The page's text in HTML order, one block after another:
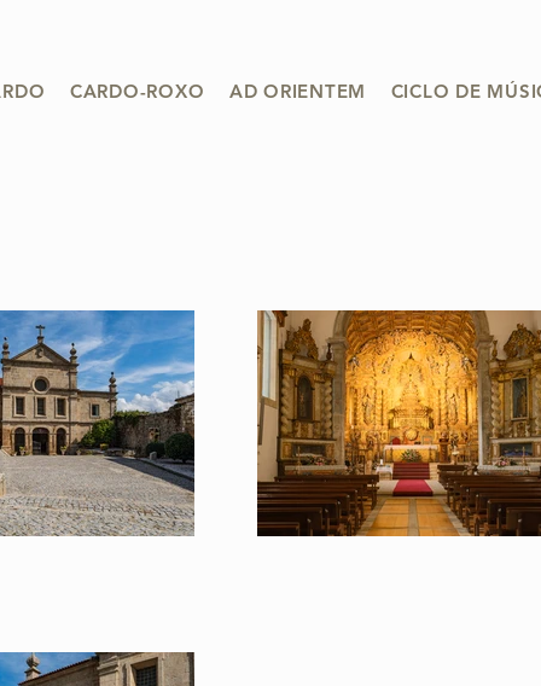
CARDO-ROXO AD ORIENTEM CICLO DE